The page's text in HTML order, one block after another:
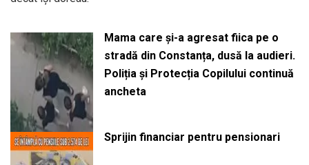
Mama care și-a agresat fiica pe o
stradă din Constanța, dusă la audieri.
Poliția și Protecția Copilului continuă
ancheta
Sprijin financiar pentru pensionari